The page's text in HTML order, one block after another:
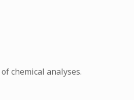
chemical analyses.